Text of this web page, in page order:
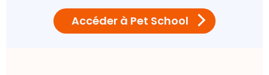
Accéder à Pet School